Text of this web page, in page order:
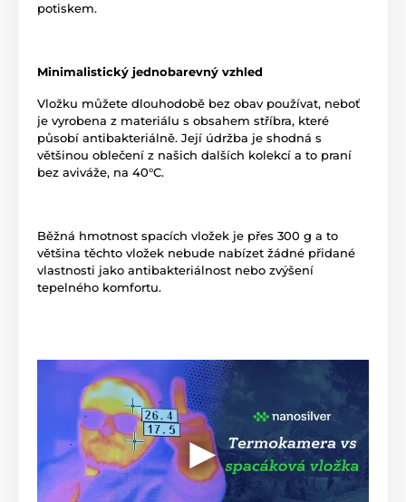
potiskem.
Minimalistický jednobarevný vzhled
Vložku můžete dlouhodobě bez obav používat, neboť
je vyrobena z materiálu s obsahem stříbra, které
působí antibakteriálně. Její údržba je shodná s
většinou oblečení z našich dalších kolekcí a to praní
bez aviváže, na 40°C.
Běžná hmotnost spacích vložek je přes 300 g a to
většina těchto vložek nebude nabízet žádné přidané
vlastnosti jako antibakteriálnost nebo zvýšení
tepelného komfortu.